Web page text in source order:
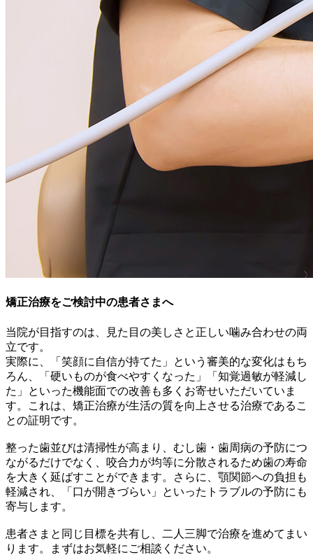
矯正治療をご検討中の患者さまへ
当院が目指すのは、見た目の美しさと正しい噛み合わせの両
立です。
実際に、「笑顔に自信が持てた」という審美的な変化はもち
ろん、「硬いものが食べやすくなった」「知覚過敏が軽減し
た」といった機能面での改善も多くお寄せいただいていま
す。これは、矯正治療が生活の質を向上させる治療であるこ
との証明です。
整った歯並びは清掃性が高まり、むし歯・歯周病の予防につ
ながるだけでなく、咬合力が均等に分散されるため歯の寿命
を大きく延ばすことができます。さらに、顎関節への負担も
軽減され、「口が開きづらい」といったトラブルの予防にも
寄与します。
患者さまと同じ目標を共有し、二人三脚で治療を進めてまい
ります。まずはお気軽にご相談ください。